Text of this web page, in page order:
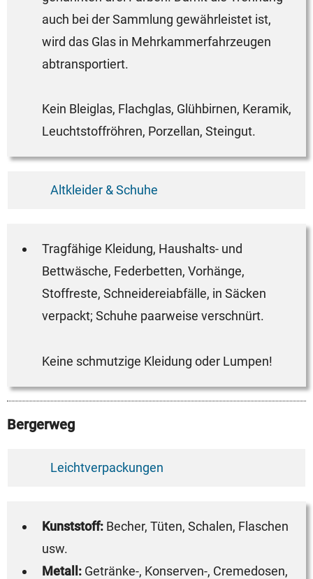
auch bei der Sammlung gewährleistet ist,
wird das Glas in Mehrkammerfahrzeugen
abtransportiert.
Kein Bleiglas, Flachglas, Glühbirnen, Keramik,
Leuchtstoffröhren, Porzellan, Steingut.
Altkleider & Schuhe
Tragfähige Kleidung, Haushalts- und
Bettwäsche, Federbetten, Vorhänge,
Stoffreste, Schneidereiabfälle, in Säcken
verpackt; Schuhe paarweise verschnürt.
Keine schmutzige Kleidung oder Lumpen!
Bergerweg
Leichtverpackungen
Kunststoff: Becher, Tüten, Schalen, Flaschen
usw.
Metall: Getränke-, Konserven-, Cremedosen,